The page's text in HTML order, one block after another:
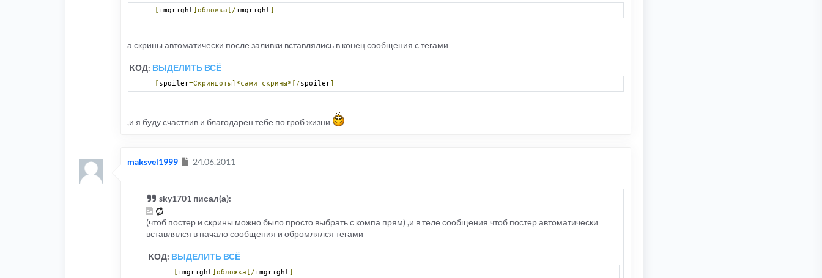
[ imgright]обложка[/imgright]
а скрины автоматически после заливки вставлялись в конец сообщения с тегами
КОД: ВЫДЕЛИТЬ ВСЁ
[ spoiler=Скриншоты]*сами скрины*[/spoiler]
,и я буду счастлив и благодарен тебе по гроб жизни
maksvel1999 Сообщение
24.06.2011
sky1701 писал(а):
(чтоб постер и скрины можно было просто выбрать с компа прям) ,и в теле сообщения чтоб постер автоматически
вставлялся в начало сообщения и обромлялся тегами
КОД: ВЫДЕЛИТЬ ВСЁ
[ imgright]обложка[/imgright]